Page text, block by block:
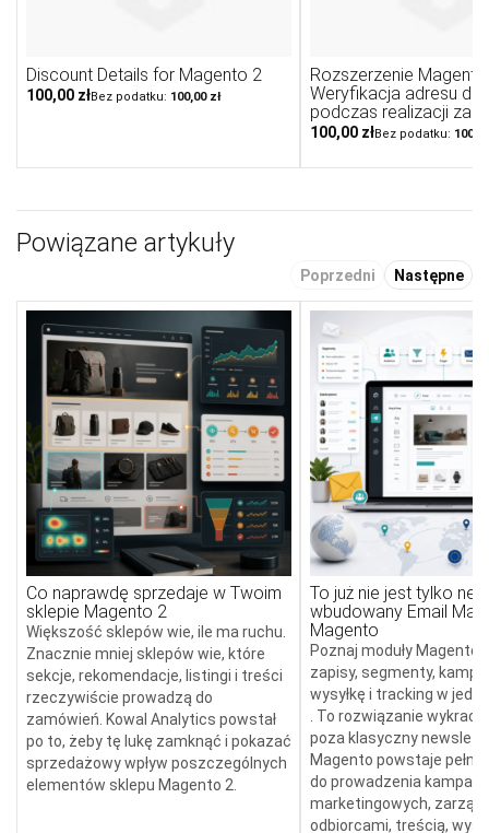
Discount Details for Magento 2
100,00 zł 100,00 zł
Rozszerzenie Magento
Weryfikacja adresu
podczas realizacji
100,00 zł
Powiązane artykuły
Poprzedni Następne
Co naprawdę sprzedaje w Twoim
sklepie Magento 2
Większość sklepów wie, ile ma ruchu.
Znacznie mniej sklepów wie, które
sekcje, rekomendacje, listingi i treści
rzeczywiście prowadzą do
zamówień. Kowal Analytics powstał
po to, żeby tę lukę zamknąć i pokazać
sprzedażowy wpływ poszczególnych
elementów sklepu Magento 2.
To już nie jest tylko
wbudowany Email
Magento
Poznaj moduły Magento,
zapisy, segmenty,
wysyłkę i tracking w
. To rozwiązanie
poza klasyczny
Magento powstaje
do prowadzenia
marketingowych,
odbiorcami, treścią,